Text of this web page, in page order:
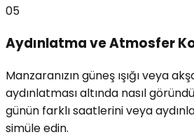
05
Aydınlatma ve Atmosfer
Manzaranızın güneş ışığı veya
aydınlatması altında nasıl
günün farklı saatlerini veya
simüle edin.